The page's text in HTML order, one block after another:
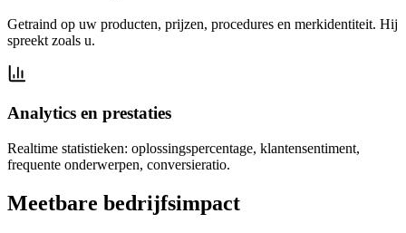
Getraind op uw producten, prijzen, procedures en merkidentiteit. Hij
spreekt zoals u.
Analytics en prestaties
Realtime statistieken: oplossingspercentage, klantensentiment,
frequente onderwerpen, conversieratio.
Meetbare bedrijfsimpact